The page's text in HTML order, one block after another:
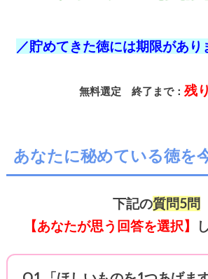
／貯めてきた徳には期限があり
無料選定 終了まで：残り
あなたに秘めている徳を
下記の質問5問
【あなたが思う回答を選択】